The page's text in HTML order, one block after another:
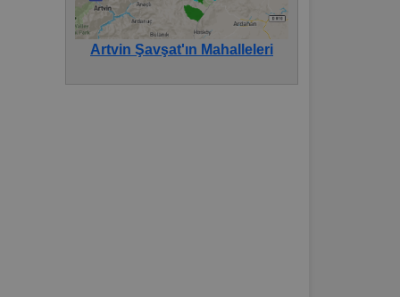
Artvin Şavşat'ın Mahalleleri